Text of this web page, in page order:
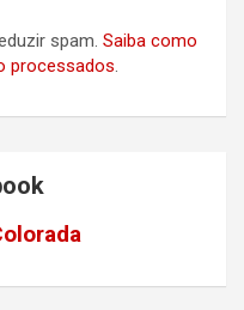
spam. Saiba como
processados.